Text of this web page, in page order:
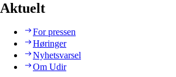
Aktuelt
For pressen
Høringer
Nyhetsvarsel
Om Udir